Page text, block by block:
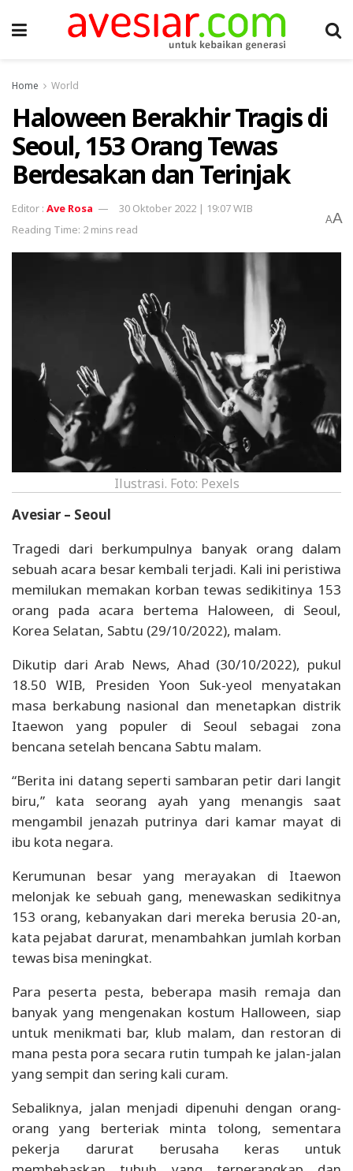
Home World
Haloween Berakhir Tragis di
Seoul, 153 Orang Tewas
Berdesakan dan Terinjak
Ave Rosa
30 Oktober 2022 | 19:07 WIB
Reading Time: 2 mins read
AA
Ilustrasi. Foto: Pexels
Avesiar – Seoul
Tragedi dari berkumpulnya banyak orang dalam
sebuah acara besar kembali terjadi. Kali ini peristiwa
memilukan memakan korban tewas sedikitinya 153
orang pada acara bertema Haloween, di Seoul,
Korea Selatan, Sabtu (29/10/2022), malam.
Dikutip dari Arab News, Ahad (30/10/2022), pukul
18.50 WIB, Presiden Yoon Suk-yeol menyatakan
masa berkabung nasional dan menetapkan distrik
Itaewon yang populer di Seoul sebagai zona
bencana setelah bencana Sabtu malam.
“Berita ini datang seperti sambaran petir dari langit
biru,” kata seorang ayah yang menangis saat
mengambil jenazah putrinya dari kamar mayat di
ibu kota negara.
Kerumunan besar yang merayakan di Itaewon
melonjak ke sebuah gang, menewaskan sedikitnya
153 orang, kebanyakan dari mereka berusia 20-an,
kata pejabat darurat, menambahkan jumlah korban
tewas bisa meningkat.
Para peserta pesta, beberapa masih remaja dan
banyak yang mengenakan kostum Halloween, siap
untuk menikmati bar, klub malam, dan restoran di
mana pesta pora secara rutin tumpah ke jalan-jalan
yang sempit dan sering kali curam.
Sebaliknya, jalan menjadi dipenuhi dengan orang-
orang yang berteriak minta tolong, sementara
pekerja darurat berusaha keras untuk